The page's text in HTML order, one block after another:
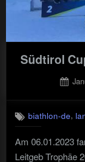
Südtirol
biathlon-de,
Am 06.01.2023
Leitgeb Trophäe